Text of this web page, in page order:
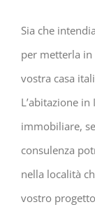
Sia che
per metterla
vostra casa
L’abitazione
immobiliare,
consulenza
nella località
vostro